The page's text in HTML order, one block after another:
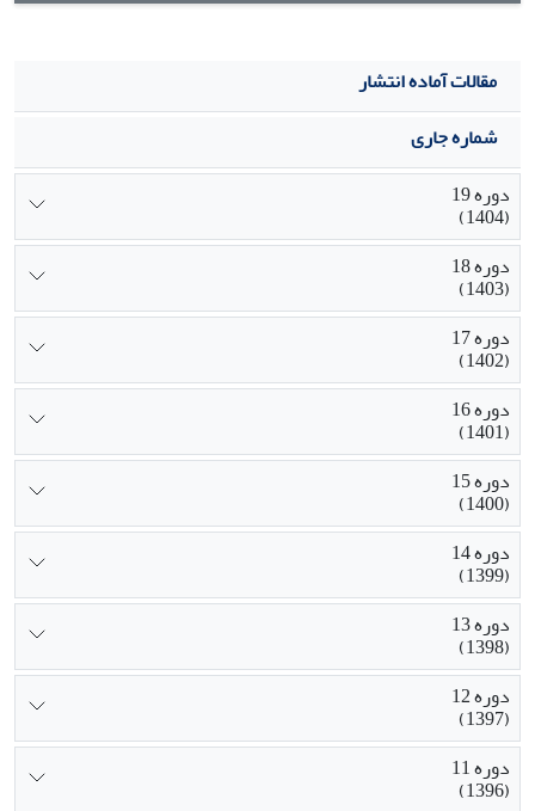
مقالات آماده انتشار
شماره جاری
دوره 19
(1404)
دوره 18
(1403)
دوره 17
(1402)
دوره 16
(1401)
دوره 15
(1400)
دوره 14
(1399)
دوره 13
(1398)
دوره 12
(1397)
دوره 11
(1396)